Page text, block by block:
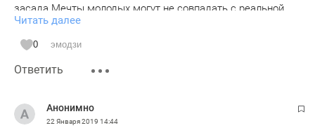
засада.Мечты молодых могут не совпадать с реальной
жизнью.Например молодёжь хочет чтоб в доме поближе
был бар а люди хотят чтоб был магазин продуктовый и
тишина по вечерам.Но учитывая то что генплан является
только наброском а время потом изменит и сами дома и
поставленной задачей под контролем опытных людей.
Читать далее
0 эмодзи
Ответить
Анонимно
22 Января 2019 14:44